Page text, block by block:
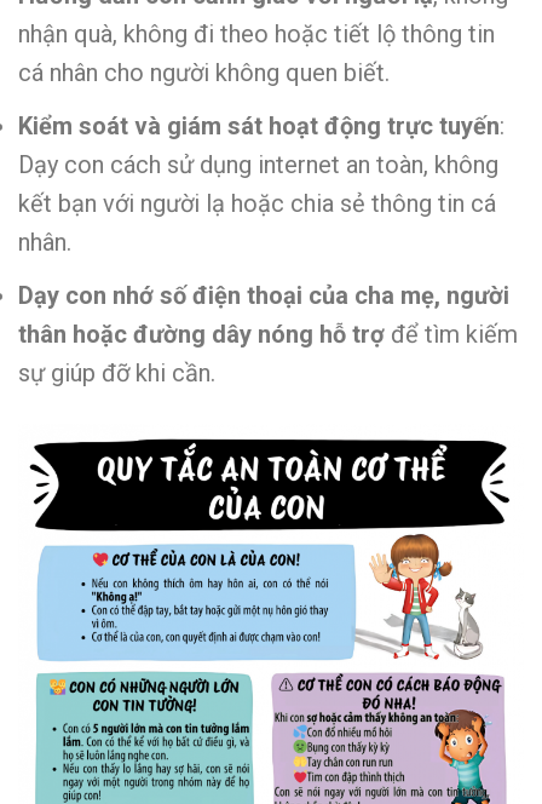
nhận quà, không đi theo hoặc tiết lộ thông tin
cá nhân cho người không quen biết.
Kiểm soát và giám sát hoạt động trực tuyến:
Dạy con cách sử dụng internet an toàn, không
kết bạn với người lạ hoặc chia sẻ thông tin cá
nhân.
Dạy con nhớ số điện thoại của cha mẹ, người
thân hoặc đường dây nóng hỗ trợ để tìm kiếm
sự giúp đỡ khi cần.